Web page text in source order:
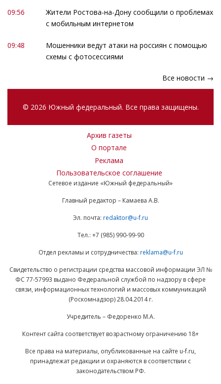
09:56
Жители Ростова-на-Дону сообщили о проблемах
с мобильным интернетом
09:48
Мошенники ведут атаки на россиян с помощью
схемы с фотосессиями
Все новости →
© 2026 Южный федеральный. Все права защищены.
Архив газеты
О портале
Реклама
Пользовательское соглашение
Сетевое издание «Южный федеральный»
Главный редактор – Камаева А.В.
Эл. почта: redaktor@u-f.ru
Тел.: +7 (985) 990-99-90
Отдел рекламы и сотрудничества: reklama@u-f.ru
Свидетельство о регистрации средства массовой информации ЭЛ №
ФС 77-57993 выдано Федеральной службой по надзору в сфере
связи, информационных технологий и массовых коммуникаций
(Роскомнадзор) 28.04.2014 г.
Учредитель – Федоренко М.А.
Контент сайта соответствует возрастному ограничению 18+
Все права на материалы, опубликованные на сайте u-f.ru,
принадлежат редакции и охраняются в соответствии с
законодательством РФ.